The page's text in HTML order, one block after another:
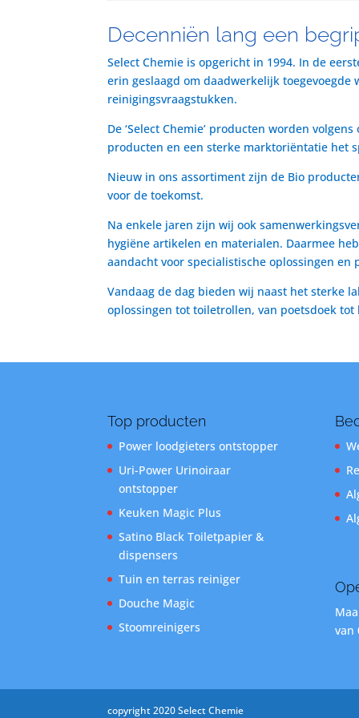
Decenniën lang een
Select Chemie is opgericht in 1994. In de
erin geslaagd om daadwerkelijk
reinigingsvraagstukken.
De ‘Select Chemie’ producten worden
producten en een sterke marktoriëntatie het
Nieuw in ons assortiment zijn de Bio
voor de toekomst.
Na enkele jaren zijn wij ook
hygiëne artikelen en materialen. Daarmee
aandacht voor specialistische oplossingen en
Vandaag de dag bieden wij naast het sterke
oplossingen tot toiletrollen, van poetsdoek
Top producten
Power loodgieters ontstopper
Uri-Power Urinoiraar
ontstopper
Keuken Magic Plus
Satino Black Toiletpapier &
dispensers
Tuin en terras reiniger
Douche Magic
Stoomreinigers
van
copyright 2020 Select Chemie